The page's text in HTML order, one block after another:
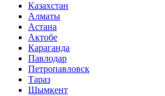
Казахстан
Алматы
Астана
Актобе
Караганда
Павлодар
Петропавловск
Тараз
Шымкент